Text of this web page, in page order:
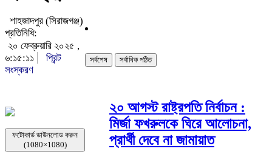
শাহজাদপুর (সিরাজগঞ্জ)
প্রতিনিধি:
২০ ফেব্রুয়ারি ২০২৫ ,
৬:১৫:১১
প্রিন্ট
সংস্করণ
ফটোকার্ড ডাউনলোড করুন
(1080×1080)
সর্বশেষ সর্বাধিক পঠিত
২০ আগস্ট রাষ্ট্রপতি নির্বাচন :
মির্জা ফখরুলকে ঘিরে আলোচনা,
প্রার্থী দেবে না জামায়াত